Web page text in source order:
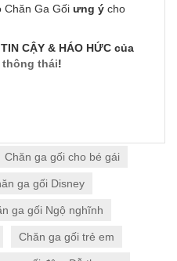
Chăn Ga Gối ưng ý cho
CẬY & HÁO HỨC của
thông thái!
Chăn ga gối cho bé gái
ga gối Disney
ga gối Ngộ nghĩnh
Chăn ga gối trẻ em